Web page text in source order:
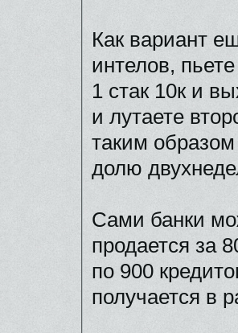
Как вариант
интелов,
1 стак 10к и
и лутаете
таким
долю
Сами банки
продается за
по 900
получается в